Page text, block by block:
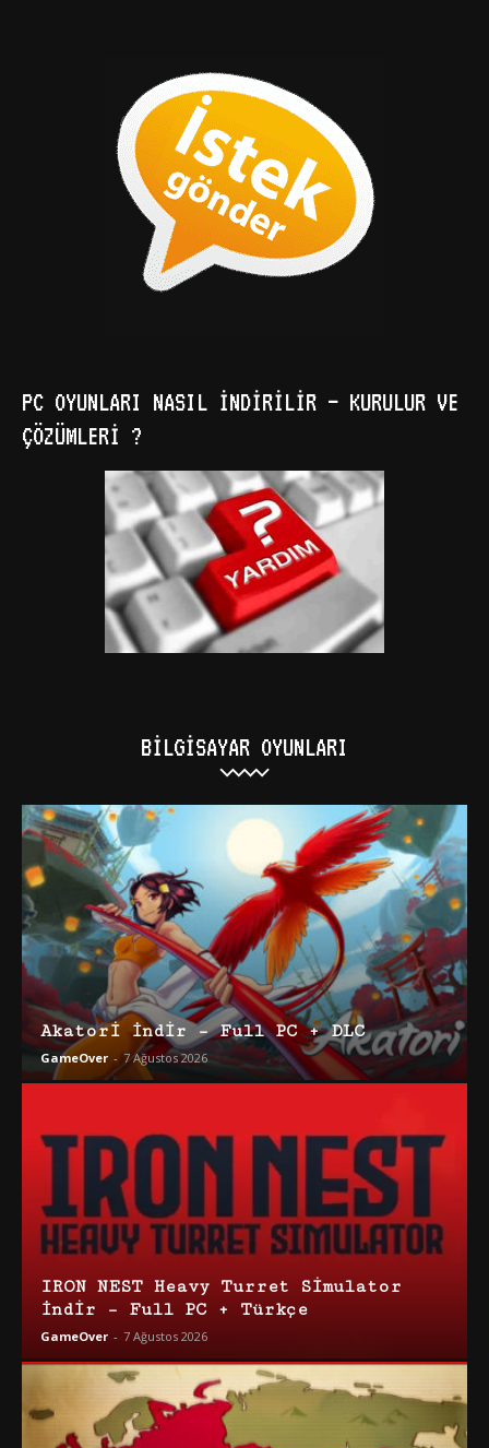
PC OYUNLARI NASIL İNDIRILIR – KURULUR VE
ÇÖZÜMLERI ?
BILGISAYAR OYUNLARI
Akatori İndir – Full PC + DLC
GameOver - 7 Ağustos 2026
IRON NEST Heavy Turret Simulator
İndir – Full PC + Türkçe
GameOver - 7 Ağustos 2026